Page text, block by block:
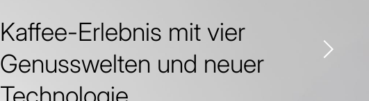
Kaffee-Erlebnis mit vier
Genusswelten und neuer